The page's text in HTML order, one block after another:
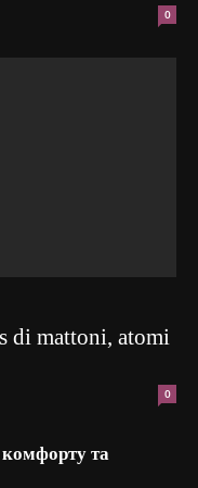
0
di mattoni, atomi
0
та